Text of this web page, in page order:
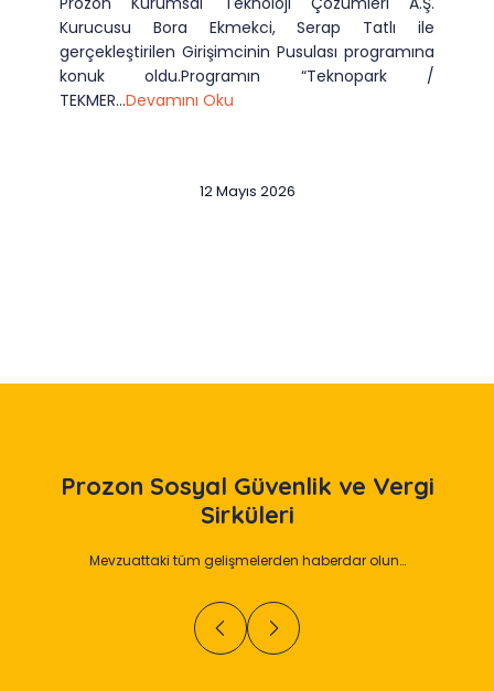
Kurucusu Bora Ekmekci, Serap Tatlı ile
gerçekleştirilen Girişimcinin Pusulası programına
konuk oldu.Programın “Teknopark /
TEKMER...Devamını Oku
12 Mayıs 2026
Prozon Sosyal Güvenlik ve Vergi
Sirküleri
Mevzuattaki tüm gelişmelerden haberdar olun…